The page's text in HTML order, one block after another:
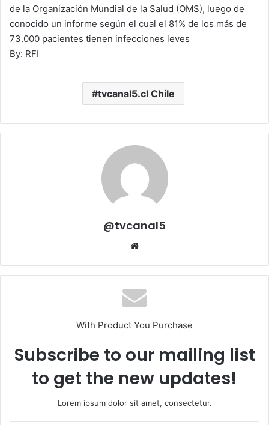
de la Organización Mundial de la Salud (OMS), luego de
conocido un informe según el cual el 81% de los más de
73.000 pacientes tienen infecciones leves
By: RFI
tvcanal5.cl Chile
@tvcanal5
With Product You Purchase
Subscribe to our mailing list
to get the new updates!
Lorem ipsum dolor sit amet, consectetur.